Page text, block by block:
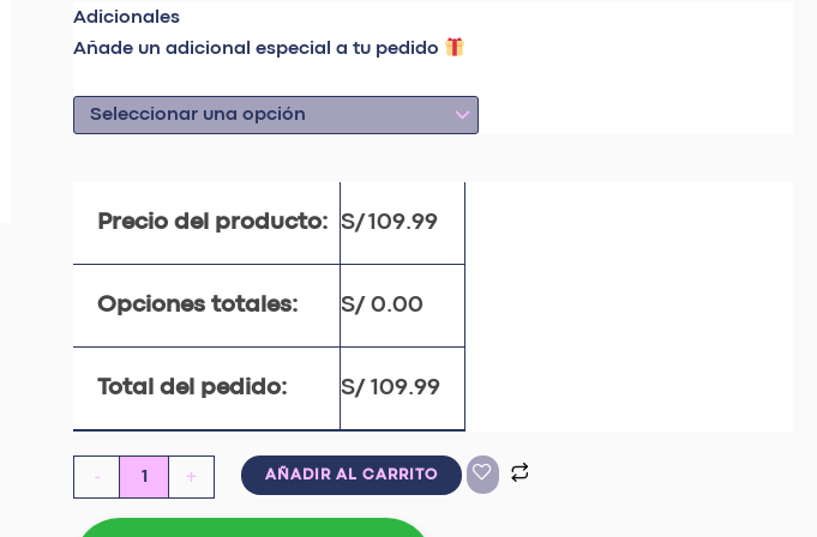
Adicionales
Añade un adicional especial a tu pedido
Precio del producto: S/109.99
Opciones totales: S/ 0.00
Total del pedido: S/ 109.99
- + AÑADIR AL CARRITO